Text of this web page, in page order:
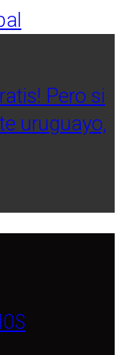
Pero si
uruguayo,